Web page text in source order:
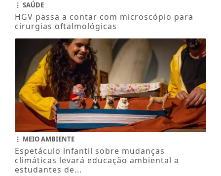
SAÚDE
HGV passa a contar com microscópio para
cirurgias oftalmológicas
MEIO AMBIENTE
Espetáculo infantil sobre mudanças
climáticas levará educação ambiental a
estudantes de...